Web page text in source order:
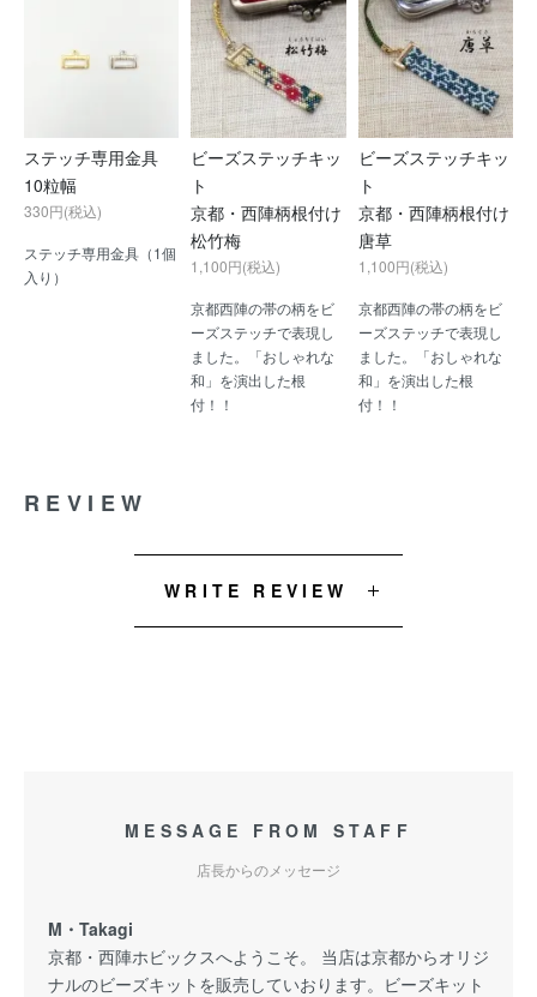
ステッチ専用金具
10粒幅
330円(税込)
ステッチ専用金具（1個
入り）
ビーズステッチキッ
ト
京都・西陣柄根付け
松竹梅
1,100円(税込)
京都西陣の帯の柄をビ
ーズステッチで表現し
ました。「おしゃれな
和」を演出した根
付！！
ビーズステッチキッ
ト
京都・西陣柄根付け
唐草
1,100円(税込)
京都西陣の帯の柄をビ
ーズステッチで表現し
ました。「おしゃれな
和」を演出した根
付！！
REVIEW
WRITE REVIEW
MESSAGE FROM STAFF
店長からのメッセージ
M・Takagi
京都・西陣ホビックスへようこそ。 当店は京都からオリジ
ナルのビーズキットを販売していおります。ビーズキット